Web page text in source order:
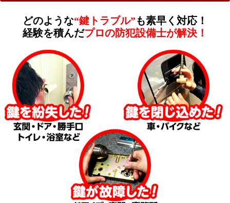
どのような“鍵トラブル”も素早く対応！
経験を積んだプロの防犯設備士が解決！